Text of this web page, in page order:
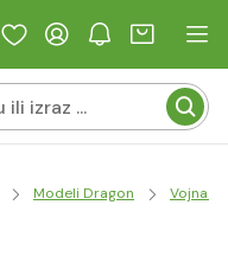
Modeli Dragon Vojna